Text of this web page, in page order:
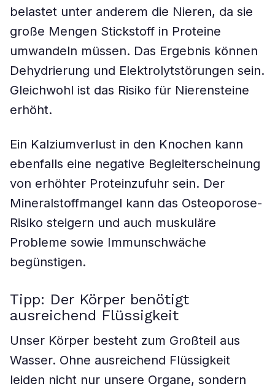
belastet unter anderem die Nieren, da sie
große Mengen Stickstoff in Proteine
umwandeln müssen. Das Ergebnis können
Dehydrierung und Elektrolytstörungen sein.
Gleichwohl ist das Risiko für Nierensteine
erhöht.
Ein Kalziumverlust in den Knochen kann
ebenfalls eine negative Begleiterscheinung
von erhöhter Proteinzufuhr sein. Der
Mineralstoffmangel kann das Osteoporose-
Risiko steigern und auch muskuläre
Probleme sowie Immunschwäche
begünstigen.
Tipp: Der Körper benötigt
ausreichend Flüssigkeit
Unser Körper besteht zum Großteil aus
Wasser. Ohne ausreichend Flüssigkeit
leiden nicht nur unsere Organe, sondern